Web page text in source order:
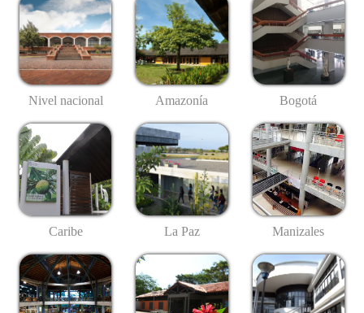
Nivel nacional Amazonía Bogotá
Caribe La Paz Manizales